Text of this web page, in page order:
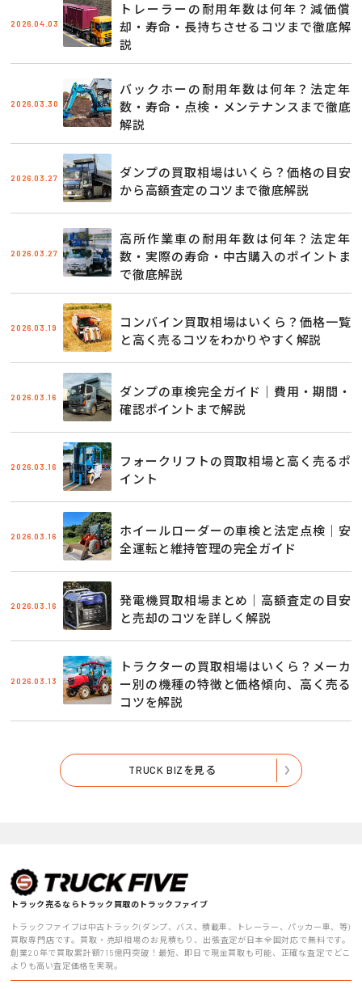
2026.04.03
トレーラーの耐用年数は何年？減価償
却・寿命・長持ちさせるコツまで徹底解
説
2026.03.30
バックホーの耐用年数は何年？法定年
数・寿命・点検・メンテナンスまで徹底
解説
2026.03.27
ダンプの買取相場はいくら？価格の目安
から高額査定のコツまで徹底解説
2026.03.27
高所作業車の耐用年数は何年？法定年
数・実際の寿命・中古購入のポイントま
で徹底解説
2026.03.19
コンバイン買取相場はいくら？価格一覧
と高く売るコツをわかりやすく解説
2026.03.16
ダンプの車検完全ガイド｜費用・期間・
確認ポイントまで解説
2026.03.16
フォークリフトの買取相場と高く売るポ
イント
2026.03.16
ホイールローダーの車検と法定点検｜安
全運転と維持管理の完全ガイド
2026.03.16
発電機買取相場まとめ｜高額査定の目安
と売却のコツを詳しく解説
2026.03.13
トラクターの買取相場はいくら？メーカ
ー別の機種の特徴と価格傾向、高く売る
コツを解説
TRUCK BIZを見る
トラック売るならトラック買取のトラックファイブ
トラックファイブは中古トラック(ダンプ、バス、積載車、トレーラー、パッカー車、等)
買取専門店です。買取・売却相場のお見積もり、出張査定が日本全国対応で無料です。
創業20年で買取累計額715億円突破！最短、即日で現金買取も可能、正確な査定でどこ
よりも高い査定価格を実現。